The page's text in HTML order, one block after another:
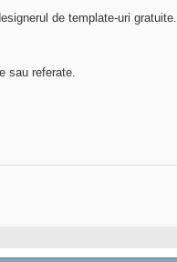
de template-uri gratuite.
sau referate.